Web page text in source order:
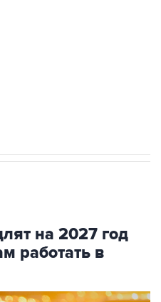
на 2027 год
работать в